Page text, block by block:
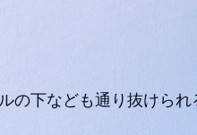
の下なども通り抜けら